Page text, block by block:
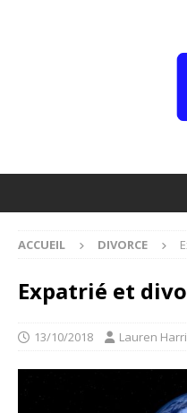
ACCUEIL DIVORCE
Expatrié et
13/10/2018 Lauren